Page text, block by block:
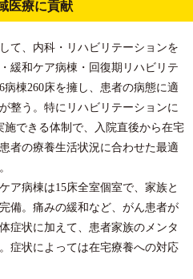
医療に貢献
て、内科・リハビリテーションを
緩和ケア病棟・回復期リハビリテ
棟260床を擁し、患者の病態に適
整う。特にリハビリテーションに
施できる体制で、入院直後から在宅
者の療養生活状況に合わせた最適
ア病棟は15床全室個室で、家族と
備。痛みの緩和など、がん患者が
症状に加えて、患者家族のメンタ
症状によっては在宅療養への対応